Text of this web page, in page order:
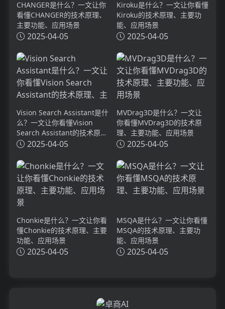
CHANGER是什么？一文让你
看懂CHANGER的技术原理、
主要功能、应用场景
2025-04-05
Kiroku是什么？一文让你看懂
Kiroku的技术原理、主要功
能、应用场景
2025-04-05
Vision Search Assistant是什
么？一文让你看懂Vision
Search Assistant的技术原
理、主要功能、应用场景
2025-04-05
MVDrag3D是什么？一文让
你看懂MVDrag3D的技术原
理、主要功能、应用场景
2025-04-05
Chonkie是什么？一文让你看
懂Chonkie的技术原理、主要
功能、应用场景
2025-04-05
MSQA是什么？一文让你看懂
MSQA的技术原理、主要功
能、应用场景
2025-04-05